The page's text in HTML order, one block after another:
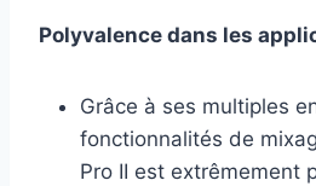
Polyvalence dans les
Grâce à ses multiples
fonctionnalités de
Pro II est extrêmement